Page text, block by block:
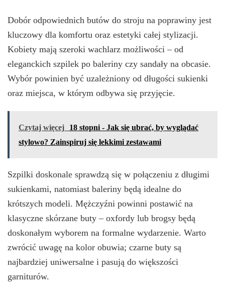
Dobór odpowiednich butów do stroju na poprawiny jest
kluczowy dla komfortu oraz estetyki całej stylizacji.
Kobiety mają szeroki wachlarz możliwości – od
eleganckich szpilek po baleriny czy sandały na obcasie.
Wybór powinien być uzależniony od długości sukienki
oraz miejsca, w którym odbywa się przyjęcie.
Czytaj więcej
18 stopni - Jak się ubrać, by wyglądać
stylowo? Zainspiruj się lekkimi zestawami
Szpilki doskonale sprawdzą się w połączeniu z długimi
sukienkami, natomiast baleriny będą idealne do
krótszych modeli. Mężczyźni powinni postawić na
klasyczne skórzane buty – oxfordy lub brogsy będą
doskonałym wyborem na formalne wydarzenie. Warto
zwrócić uwagę na kolor obuwia; czarne buty są
najbardziej uniwersalne i pasują do większości
garniturów.